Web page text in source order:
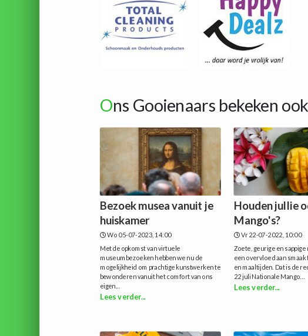
Ons Gooienaars bekeken
Bezoek musea vanuit je
huiskamer
Wo 05-07-2023, 14:00
Met de opkomst van virtuele
museumbezoeken hebben we nu de
mogelijkheid om prachtige kunstwerken te
bewonderen vanuit het comfort van ons
eigen...
Lees verder...
Houden jullie
Mango's?
Vr 22-07-2022, 10:00
Zoete, geurige en sappige
een overvloed aan smaak
en maaltijden. Dat is de
22 juli Nationale Mango...
Lees verder...